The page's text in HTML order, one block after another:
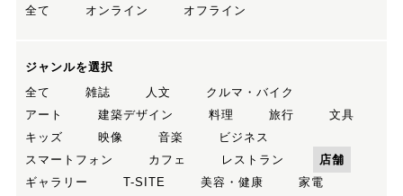
全て
オンライン オフライン
ジャンルを選択
全て
雑誌 人文
クルマ・バイク
アート
建築デザイン 料理 旅行
文具
キッズ
映像 音楽
ビジネス
スマートフォン
カフェ レストラン
店舗
ギャラリー
T-SITE 美容・健康
家電